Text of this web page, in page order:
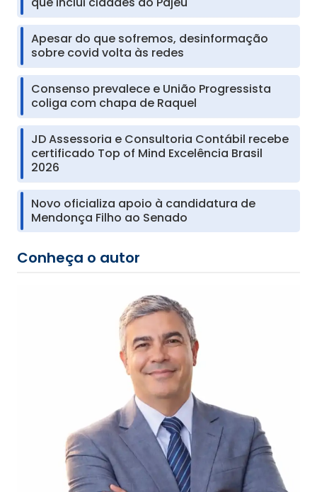
Apesar do que sofremos, desinformação
sobre covid volta às redes
Consenso prevalece e União Progressista
coliga com chapa de Raquel
JD Assessoria e Consultoria Contábil recebe
certificado Top of Mind Excelência Brasil
2026
Novo oficializa apoio à candidatura de
Mendonça Filho ao Senado
Conheça o autor